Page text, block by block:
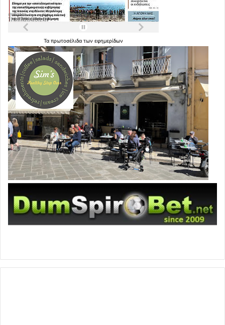
Τα πρωτοσέλιδα των εφημερίδων